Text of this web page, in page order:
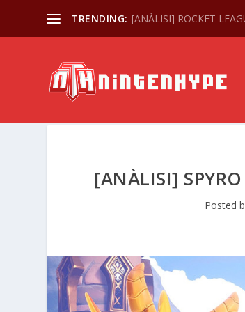
TRENDING: [ANÀLISI] ROCKET
[ANÀLISI]
Posted